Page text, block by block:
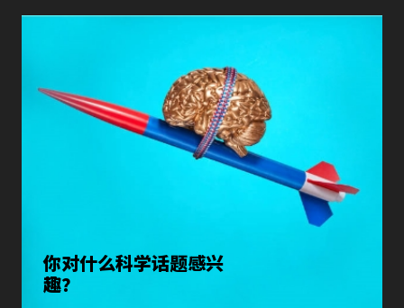
你对什么科学话题感兴
趣？